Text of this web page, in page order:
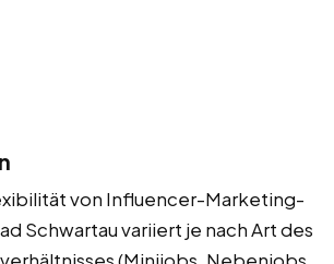
von Influencer-Marketing-
Schwartau variiert je nach Art des